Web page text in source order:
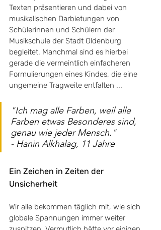
Texten präsentieren und dabei von
musikalischen Darbietungen von
Schülerinnen und Schülern der
Musikschule der Stadt Oldenburg
begleitet. Manchmal sind es hierbei
gerade die vermeintlich einfacheren
Formulierungen eines Kindes, die eine
ungemeine Tragweite entfalten ...
"Ich mag alle Farben, weil alle
Farben etwas Besonderes sind,
genau wie jeder Mensch."
- Hanin Alkhalag, 11 Jahre
Ein Zeichen in Zeiten der
Unsicherheit
Wir alle bekommen täglich mit, wie sich
globale Spannungen immer weiter